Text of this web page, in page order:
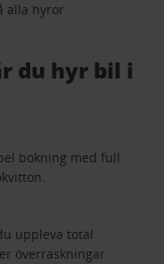
alla hyror.
du hyr bil i
bokning med full
uppleva total
överraskningar.